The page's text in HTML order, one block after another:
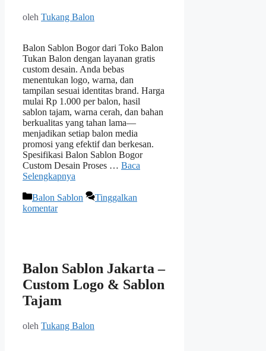
oleh Tukang Balon
Balon Sablon Bogor dari Toko Balon
Tukan Balon dengan layanan gratis
custom desain. Anda bebas
menentukan logo, warna, dan
tampilan sesuai identitas brand. Harga
mulai Rp 1.000 per balon, hasil
sablon tajam, warna cerah, dan bahan
berkualitas yang tahan lama—
menjadikan setiap balon media
promosi yang efektif dan berkesan.
Spesifikasi Balon Sablon Bogor
Custom Desain Proses … Baca
Selengkapnya
Kategori
Balon Sablon
Tinggalkan
komentar
Balon Sablon Jakarta –
Custom Logo & Sablon
Tajam
oleh Tukang Balon